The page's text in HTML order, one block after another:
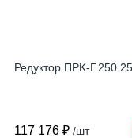
Редуктор ПPK-Г.250
117 176 ₽ /шт